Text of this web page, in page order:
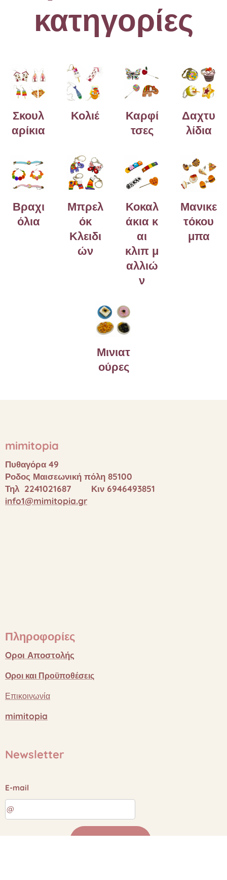
κατηγορίες
Σκουλ
αρίκια
Κολιέ
Καρφί
τσες
Δαχτυ
λίδια
Βραχι
όλια
Μπρελ
όκ
Κλειδι
ών
Κοκαλ
άκια κ
αι
κλιπ μ
αλλιώ
ν
Μανικε
τόκου
μπα
Μινιατ
ούρες
mimitopia
Πυθαγόρα 49
Ροδος Μαισεωνική πόλη 85100
Τηλ 2241021687 Κιν 6946493851
info1@mimitopia.gr
Πληροφορίες
Oροι Αποστολής
Οροι και Προϋποθέσεις
Επικοινωνία
mimitopia
Newsletter
E-mail
Αποστολή